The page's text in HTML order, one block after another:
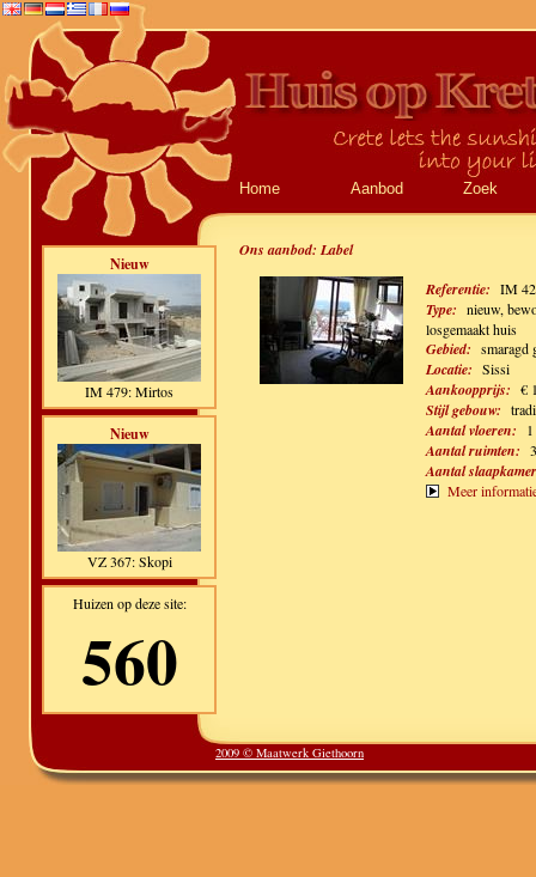
Home Aanbod Zoek
Nieuw
IM 479: Mirtos
Nieuw
VZ 367: Skopi
Huizen op deze site:
560
Ons aanbod: Label
Referentie: IM
Type: nieuw,
losgemaakt huis
Gebied: smaragd
Locatie: Sissi
Aankoopprijs: €
Stijl gebouw:
Aantal vloeren: 1
Aantal ruimten: 3
Aantal
Meer
2009 © Maatwerk Giethoorn